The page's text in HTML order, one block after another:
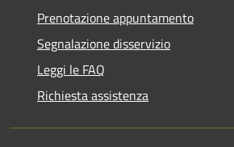
Prenotazione appuntamento
Segnalazione disservizio
Leggi le FAQ
Richiesta assistenza